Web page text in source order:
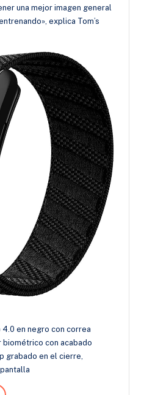
una mejor imagen general
explica Tom’s
en negro con correa
con acabado
grabado en el cierre,